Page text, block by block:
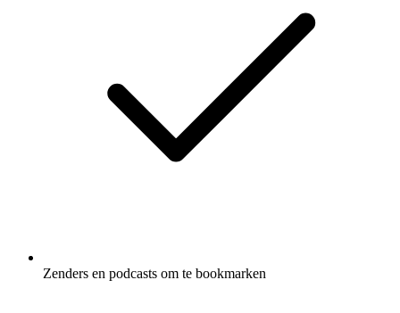
Zenders en podcasts om te bookmarken